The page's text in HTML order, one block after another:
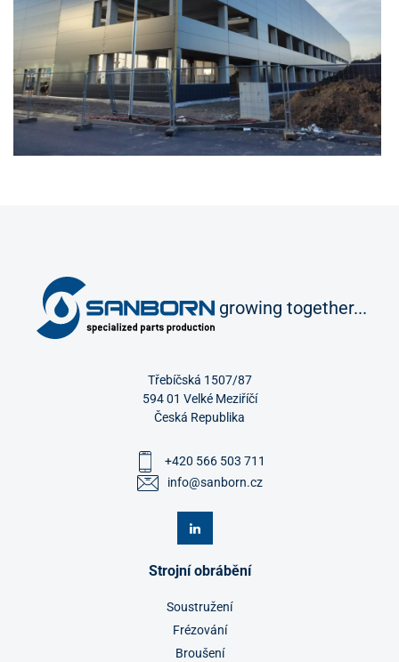
growing together...
Třebíčská 1507/87
594 01 Velké Meziříčí
Česká Republika
+420 566 503 711
info@sanborn.cz
Strojní obrábění
Soustružení
Frézování
Broušení